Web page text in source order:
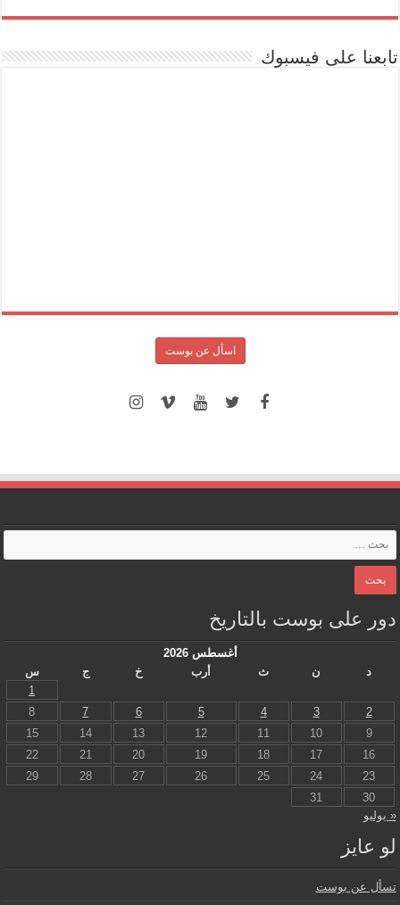
تابعنا على فيسبوك
اسأل عن بوست
دور على بوست بالتاريخ
أغسطس 2026
د
ن ث أرب خ ج
س
1
2
3
4
5
6
7
8
9
10
11
12
13
14
15
16
17
18
19
20
21
22
23
24
25
26
27
28
29
30
31
« يوليو
لو عايز
تسأل عن بوست